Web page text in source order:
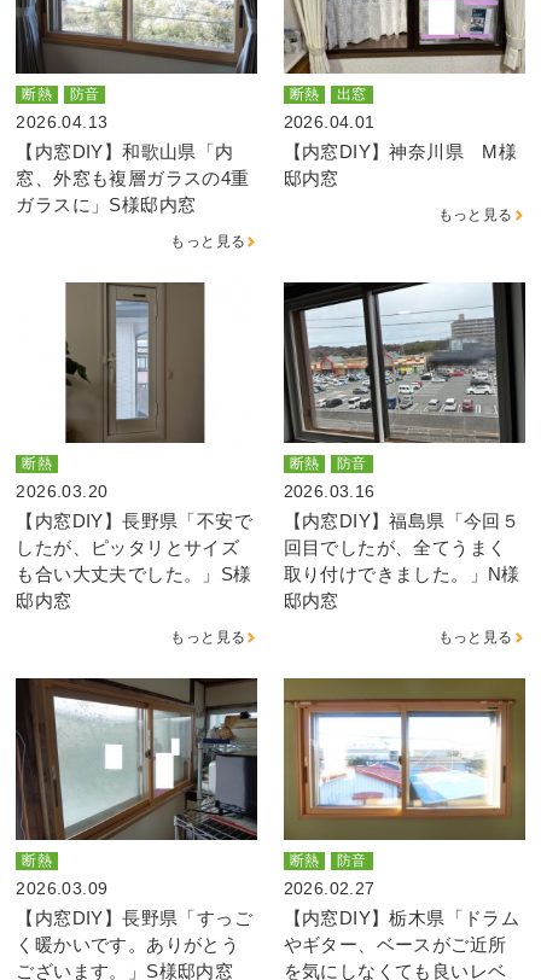
断熱 防音
2026.04.13
【内窓DIY】和歌山県「内
窓、外窓も複層ガラスの4重
ガラスに」S様邸内窓
もっと見る
断熱 出窓
2026.04.01
【内窓DIY】神奈川県 M様
邸内窓
もっと見る
断熱
2026.03.20
【内窓DIY】長野県「不安で
したが、ピッタリとサイズ
も合い大丈夫でした。」S様
邸内窓
もっと見る
断熱 防音
2026.03.16
【内窓DIY】福島県「今回５
回目でしたが、全てうまく
取り付けできました。」N様
邸内窓
もっと見る
断熱
2026.03.09
【内窓DIY】長野県「すっご
く暖かいです。ありがとう
ございます。」S様邸内窓
断熱 防音
2026.02.27
【内窓DIY】栃木県「ドラム
やギター、ベースがご近所
を気にしなくても良いレベ